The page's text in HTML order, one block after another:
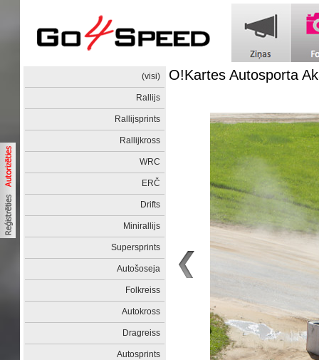
(visi)
Rallijs
Rallijsprints
Rallijkross
WRC
ERČ
Drifts
Minirallijs
Supersprints
Autošoseja
Folkreiss
Autokross
Dragreiss
Autosprints
O!Kartes Autosporta